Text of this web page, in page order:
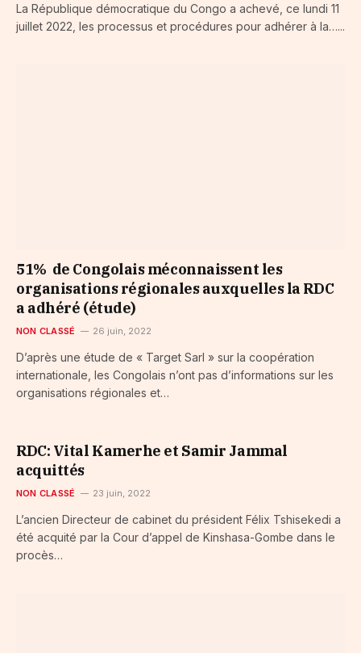
La République démocratique du Congo a achevé, ce lundi 11
juillet 2022, les processus et procédures pour adhérer à la…...
51% de Congolais méconnaissent les
organisations régionales auxquelles la RDC
a adhéré (étude)
NON CLASSÉ 26 juin, 2022
D’après une étude de « Target Sarl » sur la coopération
internationale, les Congolais n’ont pas d’informations sur les
organisations régionales et…
RDC: Vital Kamerhe et Samir Jammal
acquittés
NON CLASSÉ 23 juin, 2022
L’ancien Directeur de cabinet du président Félix Tshisekedi a
été acquité par la Cour d’appel de Kinshasa-Gombe dans le
procès…